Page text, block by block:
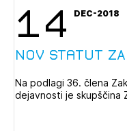
14 DEC-2018
Nov statut
Na podlagi 36. člena
dejavnosti je skupščina